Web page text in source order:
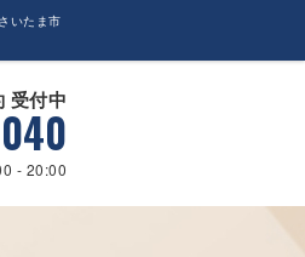
いたま市
受付中
- 20:00